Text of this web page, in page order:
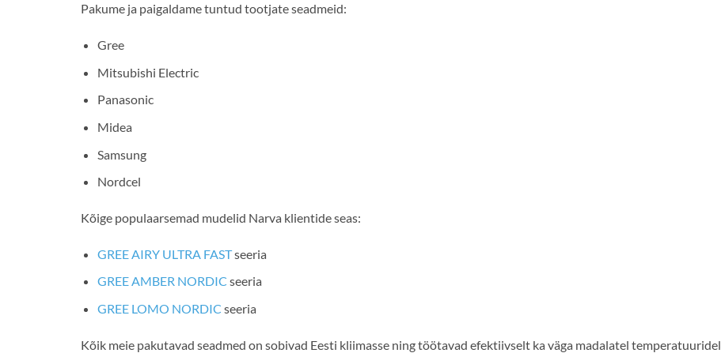
Pakume ja paigaldame tuntud tootjate seadmeid:
Gree
Mitsubishi Electric
Panasonic
Midea
Samsung
Nordcel
Kõige populaarsemad mudelid Narva klientide seas:
GREE AIRY ULTRA FASTseeria
GREE AMBER NORDIC seeria
GREE LOMO NORDIC seeria
Kõik meie pakutavad seadmed on sobivad Eesti kliimasse ning töötavad efektiivselt ka väga madalatel temperatuuridel.